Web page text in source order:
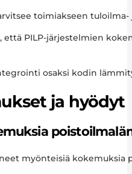
toimiakseen
että PILP-järjestelmien
osaksi kodin
ja hyödyt
myönteisiä kokemuksia